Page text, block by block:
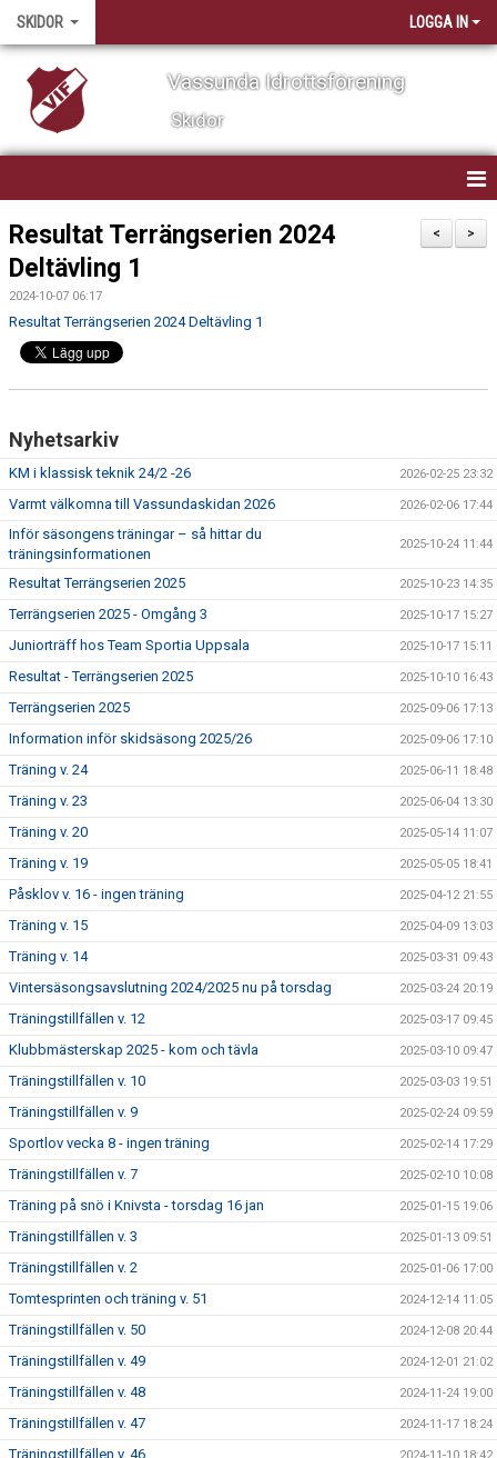
SKIDOR LOGGA IN
Vassunda Idrottsförening
Skidor
HEM
VERKSAMHET
KALENDER
NYHETER
ARRANGEMANG
BILDGALLERI
DOKUMENT
BLI MEDLEM
>
<
Resultat Terrängserien 2024
Deltävling 1
2024-10-07 06:17
Resultat Terrängserien 2024 Deltävling 1
Nyhetsarkiv
KM i klassisk teknik 24/2 -26 2026-02-25 23:32
Varmt välkomna till Vassundaskidan 2026 2026-02-06 17:44
Inför säsongens träningar – så hittar du
träningsinformationen
2025-10-24 11:44
Resultat Terrängserien 2025 2025-10-23 14:35
Terrängserien 2025 - Omgång 3 2025-10-17 15:27
Juniorträff hos Team Sportia Uppsala 2025-10-17 15:11
Resultat - Terrängserien 2025 2025-10-10 16:43
Terrängserien 2025 2025-09-06 17:13
Information inför skidsäsong 2025/26 2025-09-06 17:10
Träning v. 24 2025-06-11 18:48
Träning v. 23 2025-06-04 13:30
Träning v. 20 2025-05-14 11:07
Träning v. 19 2025-05-05 18:41
Påsklov v. 16 - ingen träning 2025-04-12 21:55
Träning v. 15 2025-04-09 13:03
Träning v. 14 2025-03-31 09:43
Vintersäsongsavslutning 2024/2025 nu på torsdag 2025-03-24 20:19
Träningstillfällen v. 12 2025-03-17 09:45
Klubbmästerskap 2025 - kom och tävla 2025-03-10 09:47
Träningstillfällen v. 10 2025-03-03 19:51
Träningstillfällen v. 9 2025-02-24 09:59
Sportlov vecka 8 - ingen träning 2025-02-14 17:29
Träningstillfällen v. 7 2025-02-10 10:08
Träning på snö i Knivsta - torsdag 16 jan 2025-01-15 19:06
Träningstillfällen v. 3 2025-01-13 09:51
Träningstillfällen v. 2 2025-01-06 17:00
Tomtesprinten och träning v. 51 2024-12-14 11:05
Träningstillfällen v. 50 2024-12-08 20:44
Träningstillfällen v. 49 2024-12-01 21:02
Träningstillfällen v. 48 2024-11-24 19:00
Träningstillfällen v. 47 2024-11-17 18:24
Träningstillfällen v. 46.